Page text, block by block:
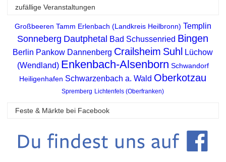
zufällige Veranstaltungen
Großbeeren Tamm Erlenbach (Landkreis Heilbronn) Templin
Sonneberg Dautphetal Bad Schussenried Bingen
Berlin Pankow Dannenberg Crailsheim Suhl
Lüchow
(Wendland) Enkenbach-Alsenborn Schwandorf
Heiligenhafen Schwarzenbach a. Wald Oberkotzau
Spremberg Lichtenfels (Oberfranken)
Feste & Märkte bei Facebook